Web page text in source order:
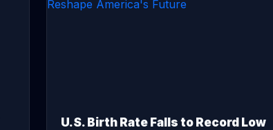
U.S. Birth Rate Falls to Record Low